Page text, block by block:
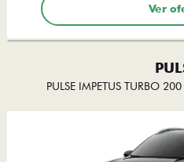
Ver
PULSE IMPETUS TURBO